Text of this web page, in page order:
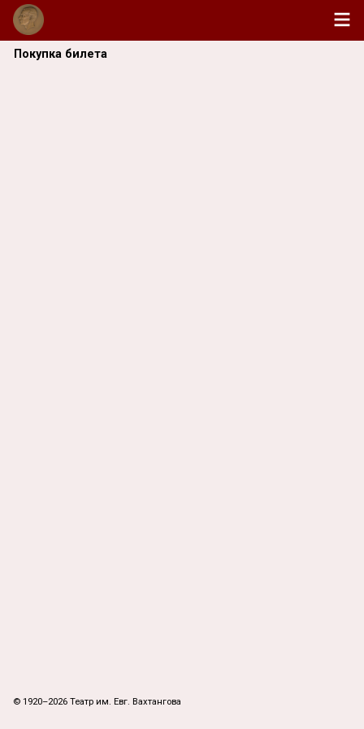
Покупка билета
© 1920–2026 Театр им. Евг. Вахтангова